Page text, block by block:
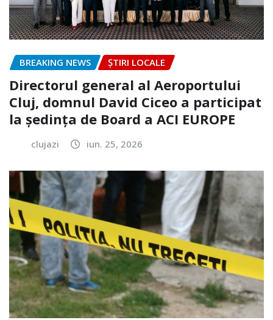
BREAKING NEWS ȘTIRI LOCALE
Directorul general al Aeroportului
Cluj, domnul David Ciceo a participat
la ședința de Board a ACI EUROPE
clujazi iun. 25, 2026